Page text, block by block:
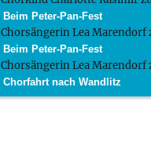
Beim Peter-Pan-Fest
Chorsängerin Lea Marendorf
Beim Peter-Pan-Fest
Chorsängerin Lea Marendorf
Chorfahrt nach Wandlitz